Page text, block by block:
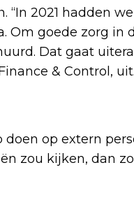
“In 2021 hadden
Om goede zorg in
Dat gaat
& Control, uit.
op extern
zou kijken, dan